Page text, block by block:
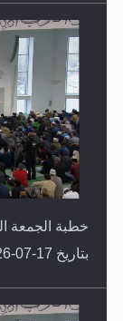
خطبة الجمعة
بتاريخ 17-07-2026